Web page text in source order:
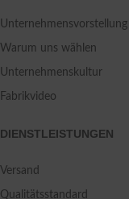
Unternehmensvorstellung
Warum uns wählen
Unternehmenskultur
Fabrikvideo
DIENSTLEISTUNGEN
Versand
Qualitätsstandard